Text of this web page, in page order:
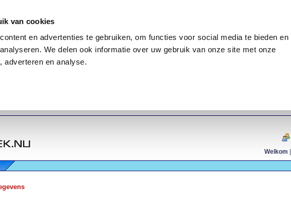
van cookies
en advertenties te gebruiken, om functies voor social media te bieden en
We delen ook informatie over uw gebruik van onze site met onze
adverteren en analyse.
Welkom